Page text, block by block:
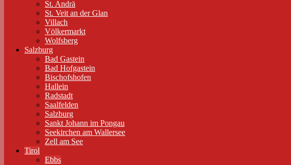
St. Andrä
St. Veit an der Glan
Villach
Völkermarkt
Wolfsberg
Salzburg
Bad Gastein
Bad Hofgastein
Bischofshofen
Hallein
Radstadt
Saalfelden
Salzburg
Sankt Johann im Pongau
Seekirchen am Wallersee
Zell am See
Tirol
Ebbs